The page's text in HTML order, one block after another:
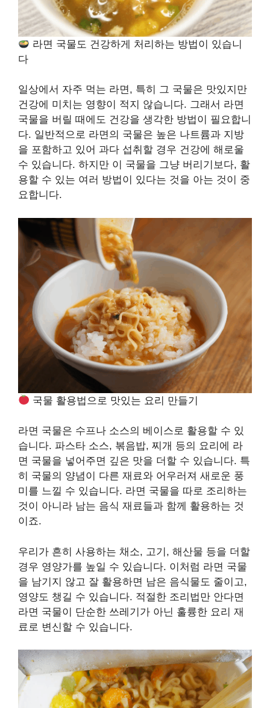
라면 국물도 건강하게 처리하는 방법이 있습니
다
일상에서 자주 먹는 라면, 특히 그 국물은 맛있지만
건강에 미치는 영향이 적지 않습니다. 그래서 라면
국물을 버릴 때에도 건강을 생각한 방법이 필요합니
다. 일반적으로 라면의 국물은 높은 나트륨과 지방
을 포함하고 있어 과다 섭취할 경우 건강에 해로울
수 있습니다. 하지만 이 국물을 그냥 버리기보다, 활
용할 수 있는 여러 방법이 있다는 것을 아는 것이 중
요합니다.
국물 활용법으로 맛있는 요리 만들기
라면 국물은 수프나 소스의 베이스로 활용할 수 있
습니다. 파스타 소스, 볶음밥, 찌개 등의 요리에 라
면 국물을 넣어주면 깊은 맛을 더할 수 있습니다. 특
히 국물의 양념이 다른 재료와 어우러져 새로운 풍
미를 느낄 수 있습니다. 라면 국물을 따로 조리하는
것이 아니라 남는 음식 재료들과 함께 활용하는 것
이죠.
우리가 흔히 사용하는 채소, 고기, 해산물 등을 더할
경우 영양가를 높일 수 있습니다. 이처럼 라면 국물
을 남기지 않고 잘 활용하면 남은 음식물도 줄이고,
영양도 챙길 수 있습니다. 적절한 조리법만 안다면
라면 국물이 단순한 쓰레기가 아닌 훌륭한 요리 재
료로 변신할 수 있습니다.